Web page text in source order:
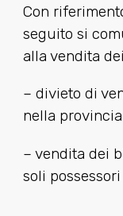
Con
seguito si
alla vendita
– divieto di
nella
– vendita dei
soli